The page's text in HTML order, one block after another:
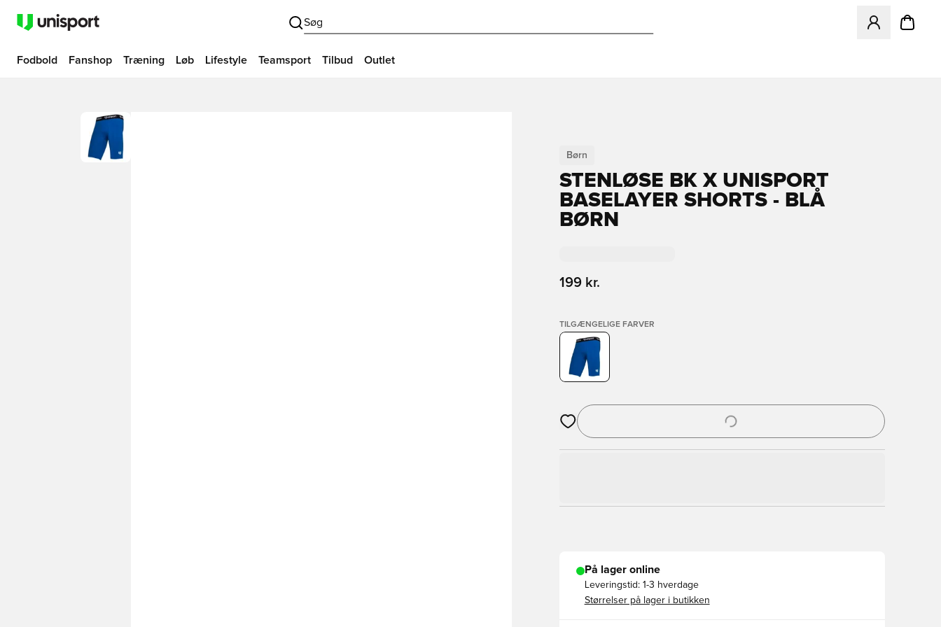
Søg
Åbner en
Fodbold Fanshop Træning Løb Lifestyle Teamsport Tilbud Outlet
Børn
STENLØSE BK X UNISPORT
BASELAYER SHORTS - BLÅ
BØRN
199 kr.
TILGÆNGELIGE FARVER
Åbner en Modal til at logge ind eller tilmelde dig som medlem
På lager online
Leveringstid: 1-3 hverdage
Størrelser på lager i butikken